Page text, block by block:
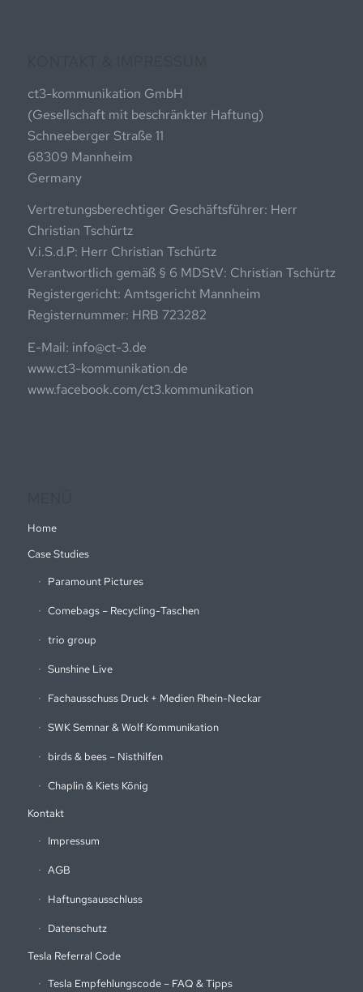
KONTAKT & IMPRESSUM
ct3-kommunikation GmbH
(Gesellschaft mit beschränkter Haftung)
Schneeberger Straße 11
68309 Mannheim
Germany
Vertretungsberechtiger Geschäftsführer: Herr
Christian Tschürtz
V.i.S.d.P: Herr Christian Tschürtz
Verantwortlich gemäß § 6 MDStV: Christian Tschürtz
Registergericht: Amtsgericht Mannheim
Registernummer: HRB 723282
E-Mail: info@ct-3.de
www.ct3-kommunikation.de
www.facebook.com/ct3.kommunikation
MENÜ
Home
Case Studies
Paramount Pictures
Comebags – Recycling-Taschen
trio group
Sunshine Live
Fachausschuss Druck + Medien Rhein-Neckar
SWK Semnar & Wolf Kommunikation
birds & bees – Nisthilfen
Chaplin & Kiets König
Kontakt
Impressum
AGB
Haftungsausschluss
Datenschutz
Tesla Referral Code
Tesla Empfehlungscode – FAQ & Tipps